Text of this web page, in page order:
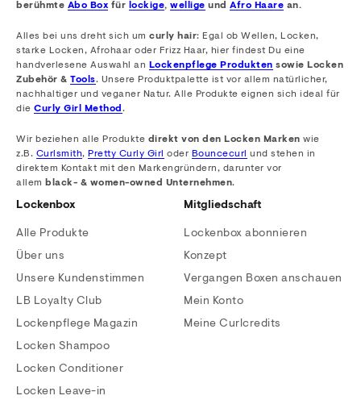
berühmte Abo Box für lockige, wellige und Afro Haare an.
Alles bei uns dreht sich um curly hair: Egal ob Wellen, Locken,
starke Locken, Afrohaar oder Frizz Haar, hier findest Du eine
handverlesene Auswahl an Lockenpflege Produkten sowie Locken
Zubehör & Tools. Unsere Produktpalette ist vor allem natürlicher,
nachhaltiger und veganer Natur. Alle Produkte eignen sich ideal für
die Curly Girl Method .
Wir beziehen alle Produkte direkt von den Locken Marken wie
z.B. Curlsmith, Pretty Curly Girl oder Bouncecurl und stehen in
direktem Kontakt mit den Markengründern, darunter vor
allem black- & women-owned Unternehmen.
Lockenbox
Alle Produkte
Über uns
Unsere Kundenstimmen
LB Loyalty Club
Lockenpflege Magazin
Locken Shampoo
Locken Conditioner
Locken Leave-in
Mitgliedschaft
Lockenbox abonnieren
Konzept
Vergangen Boxen anschauen
Mein Konto
Meine Curlcredits